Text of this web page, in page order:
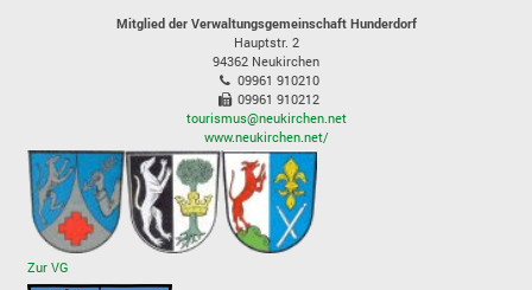
Mitglied der Verwaltungsgemeinschaft Hunderdorf
Hauptstr. 2
94362 Neukirchen
09961 910210
09961 910212
tourismus@neukirchen.net
www.neukirchen.net/
Zur VG